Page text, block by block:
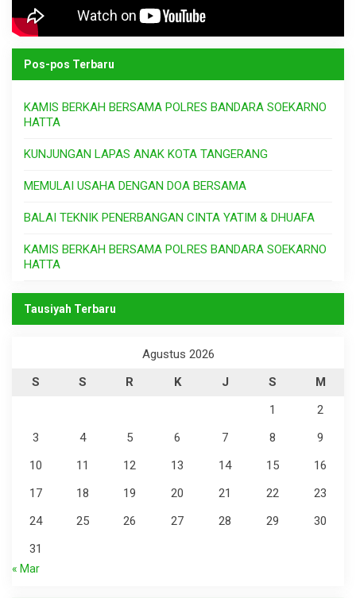
Pos-pos Terbaru
KAMIS BERKAH BERSAMA POLRES BANDARA SOEKARNO
HATTA
KUNJUNGAN LAPAS ANAK KOTA TANGERANG
MEMULAI USAHA DENGAN DOA BERSAMA
BALAI TEKNIK PENERBANGAN CINTA YATIM & DHUAFA
KAMIS BERKAH BERSAMA POLRES BANDARA SOEKARNO
HATTA
Tausiyah Terbaru
Agustus 2026
S
S R K J S
M
1
2
3
4 5 6 7 8
9
10
11 12 13 14 15
16
17
18 19 20 21 22
23
24
25 26 27 28 29
30
31
« Mar